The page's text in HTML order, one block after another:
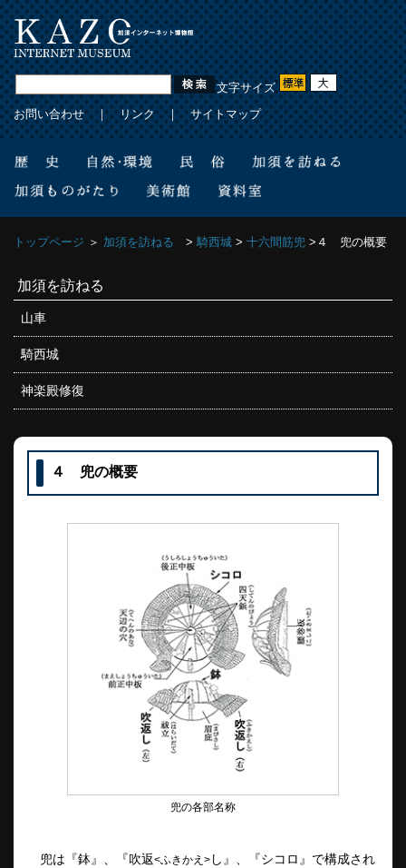
文字サイズ
お問い合わせ｜リンク｜サイトマップ
トップページ ＞ 加須を訪ねる > 騎西城 > 十六間筋兜 >４ 兜の概要
加須を訪ねる
山車
騎西城
神楽殿修復
４ 兜の概要
兜の各部名称
兜は『鉢』、『吹返<ふきかえ> し』、『シコロ』で構成され